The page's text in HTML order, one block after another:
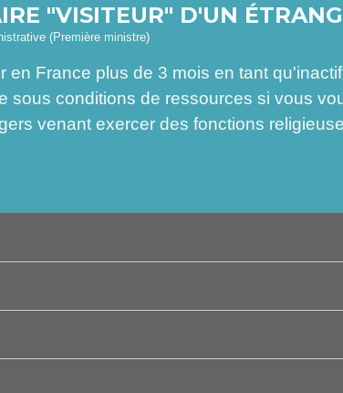
"VISITEUR" D'UN
(Première ministre)
France plus de 3 mois en tant
sous conditions de ressources si vous
venant exercer des fonctions